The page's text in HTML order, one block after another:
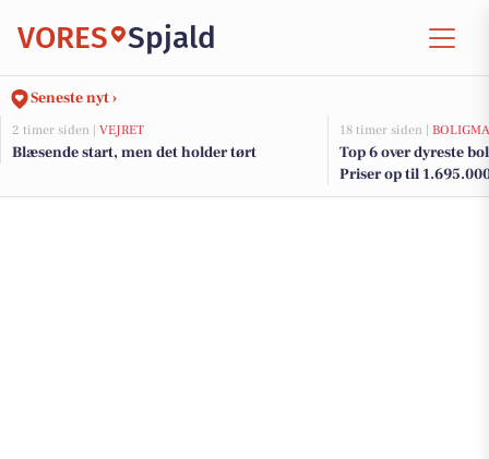
VORES Spjald
Seneste nyt ›
2 timer siden | VEJRET
Blæsende start, men det holder tørt
18 timer siden |
Top 6 over dyreste
Priser op til